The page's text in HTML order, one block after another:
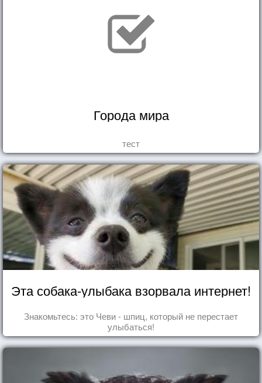
Города мира
тест
Эта собака-улыбака взорвала интернет!
Знакомьтесь: это Чеви - шпиц, который не перестает
улыбаться!